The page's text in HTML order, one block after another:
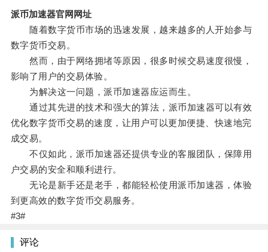
派币加速器官网网址
随着数字货币市场的迅速发展，越来越多的人开始参与
数字货币交易。
然而，由于网络拥堵等原因，很多时候交易速度很慢，
影响了用户的交易体验。
为解决这一问题，派币加速器应运而生。
通过其先进的技术和强大的算法，派币加速器可以有效
优化数字货币交易的速度，让用户可以更加便捷、快速地完
成交易。
不仅如此，派币加速器还提供专业的客服团队，保障用
户交易的安全和顺利进行。
无论是新手还是老手，都能轻松使用派币加速器，体验
到更高效的数字货币交易服务。
#3#
评论